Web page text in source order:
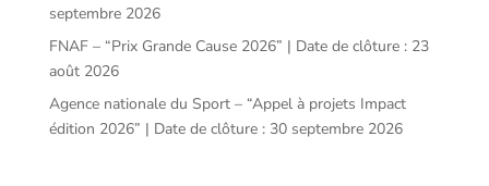
septembre 2026
FNAF – “Prix Grande Cause 2026” | Date de clôture : 23
août 2026
Agence nationale du Sport – “Appel à projets Impact
édition 2026” | Date de clôture : 30 septembre 2026